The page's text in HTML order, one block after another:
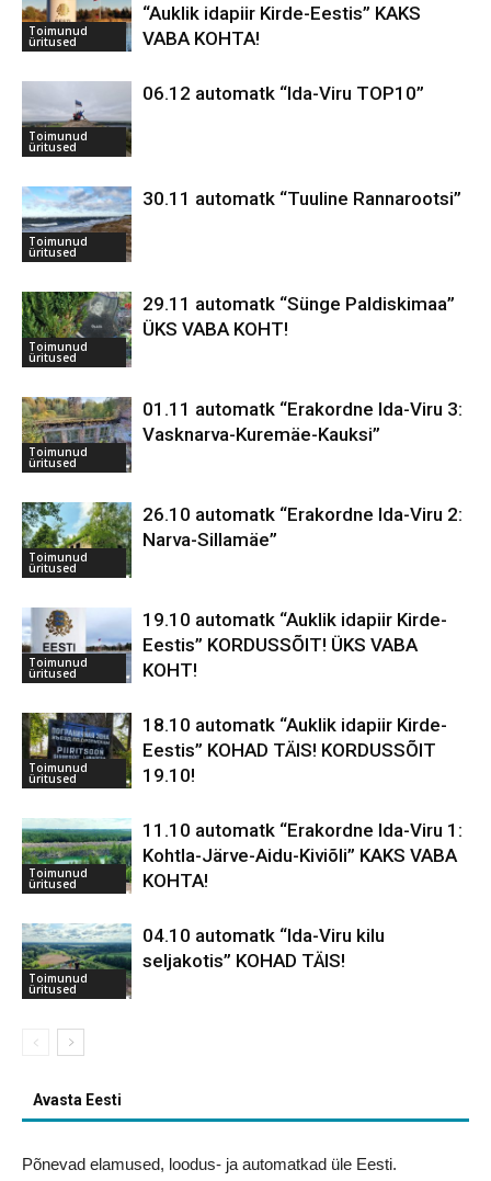
Toimunud
üritused
“Auklik idapiir Kirde-Eestis” KAKS
VABA KOHTA!
Toimunud
üritused
06.12 automatk “Ida-Viru TOP10”
Toimunud
üritused
30.11 automatk “Tuuline Rannarootsi”
Toimunud
üritused
29.11 automatk “Sünge Paldiskimaa”
ÜKS VABA KOHT!
Toimunud
üritused
01.11 automatk “Erakordne Ida-Viru 3:
Vasknarva-Kuremäe-Kauksi”
Toimunud
üritused
26.10 automatk “Erakordne Ida-Viru 2:
Narva-Sillamäe”
Toimunud
üritused
19.10 automatk “Auklik idapiir Kirde-
Eestis” KORDUSSÕIT! ÜKS VABA
KOHT!
Toimunud
üritused
18.10 automatk “Auklik idapiir Kirde-
Eestis” KOHAD TÄIS! KORDUSSÕIT
19.10!
Toimunud
üritused
11.10 automatk “Erakordne Ida-Viru 1:
Kohtla-Järve-Aidu-Kiviõli” KAKS VABA
KOHTA!
Toimunud
üritused
04.10 automatk “Ida-Viru kilu
seljakotis” KOHAD TÄIS!
Avasta Eesti
Põnevad elamused, loodus- ja automatkad üle Eesti.